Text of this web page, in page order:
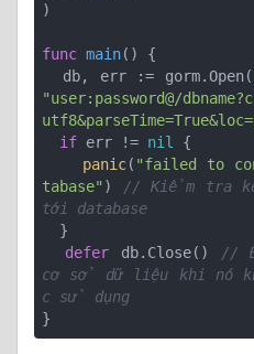
)
func main()
{
  db, err := gorm.Open(
"user:password@/
if err != nil {
panic( "failed to
tabase" ) // Kiểm tra
tới database
defer db.Close() //
cơ sở dữ liệu khi nó
c sử dụng